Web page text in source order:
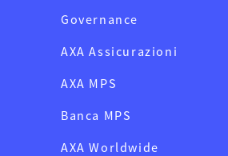
Governance
AXA Assicurazioni
AXA MPS
Banca MPS
AXA Worldwide